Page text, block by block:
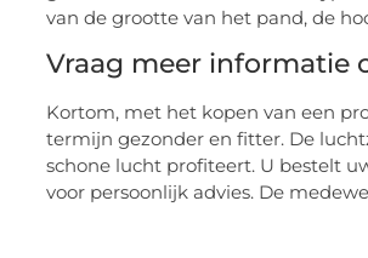
van de grootte van het pand, de
Vraag meer informatie
Kortom, met het kopen van een
termijn gezonder en fitter. De
schone lucht profiteert. U bestelt
voor persoonlijk advies. De